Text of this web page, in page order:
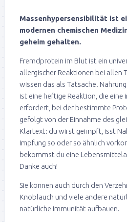
Massenhypersensibilität ist
modernen chemischen
geheim gehalten.
Fremdprotein im Blut ist ein
allergischer Reaktionen bei allen
wissen das als Tatsache.
ist eine heftige Reaktion, die eine
erfordert, bei der bestimmte
gefolgt von der Einnahme des
Klartext: du wirst geimpft, isst
Impfung so oder so ähnlich
bekommst du eine
Danke auch!
Sie können auch durch den
Knoblauch und viele andere
natürliche Immunität aufbauen.